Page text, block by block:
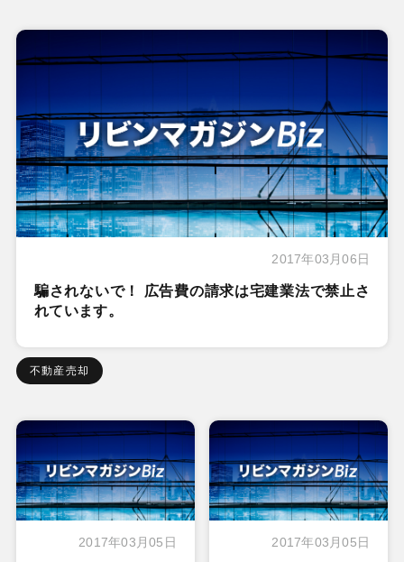
2017年03月06日
騙されないで！ 広告費の請求は宅建業法で禁止さ
れています。
不動産売却
2017年03月05日 2017年03月05日